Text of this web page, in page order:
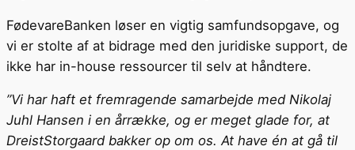
FødevareBanken løser en vigtig samfundsopgave, og
vi er stolte af at bidrage med den juridiske support, de
ikke har in-house ressourcer til selv at håndtere.
”Vi har haft et fremragende samarbejde med Nikolaj
Juhl Hansen i en årrække, og er meget glade for, at
DreistStorgaard bakker op om os. At have én at gå til